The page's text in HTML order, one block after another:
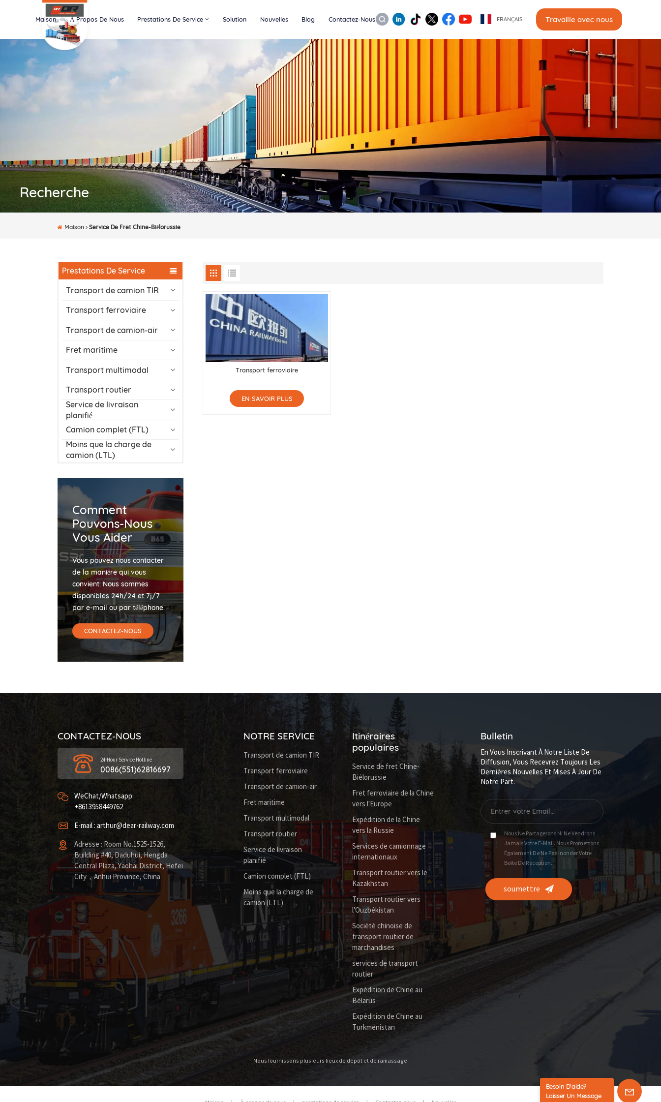
Maison À Propos De Nous Prestations De Service Solution Nouvelles Blog Contactez-Nous FRANÇAIS Travaille avec nous
Recherche
Maison Service De Fret Chine-Biélorussie
Prestations De Service
Transport de camion TIR
Transport ferroviaire
Transport de camion-air
Fret maritime
Transport multimodal
Transport routier
Service de livraison
planifié
Camion complet (FTL)
Moins que la charge de
camion (LTL)
Comment
Pouvons-Nous
Vous Aider
Vous pouvez nous contacter
de la manière qui vous
convient. Nous sommes
disponibles 24h/24 et 7j/7
par e-mail ou par téléphone.
CONTACTEZ-NOUS
Transport ferroviaire
EN SAVOIR PLUS
CONTACTEZ-NOUS
24-Hour Service Hotline
0086(551)62816697
WeChat/Whatsapp:
+8613958449762
E-mail : arthur@dear-railway.com
Adresse : Room No.1525-1526,
Building #40, Daduhui, Hengda
Central Plaza, Yaohai District, Hefei
City，Anhui Province, China
NOTRE SERVICE
Transport de camion TIR
Transport ferroviaire
Transport de camion-air
Fret maritime
Transport multimodal
Transport routier
Service de livraison
planifié
Camion complet (FTL)
Moins que la charge de
camion (LTL)
Itinéraires
populaires
Service de fret Chine-
Biélorussie
Fret ferroviaire de la Chine
vers l'Europe
Expédition de la Chine
vers la Russie
Services de camionnage
internationaux
Transport routier vers le
Kazakhstan
Transport routier vers
l'Ouzbékistan
Société chinoise de
transport routier de
marchandises
services de transport
routier
Expédition de Chine au
Bélarus
Expédition de Chine au
Turkménistan
Bulletin
En Vous Inscrivant À Notre Liste De
Diffusion, Vous Recevrez Toujours Les
Dernières Nouvelles Et Mises À Jour De
Notre Part.
Nous Ne Partagerons Ni Ne Vendrons
Jamais Votre E-Mail. Nous Promettons
Également De Ne Pas Inonder Votre
Boîte De Réception.
soumettre
Nous fournissons plusieurs lieux de dépôt et de ramassage
Besoin D'aide?
Laisser Un Message